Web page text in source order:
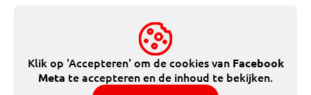
Klik op 'Accepteren' om de cookies van Facebook
Meta te accepteren en de inhoud te bekijken.